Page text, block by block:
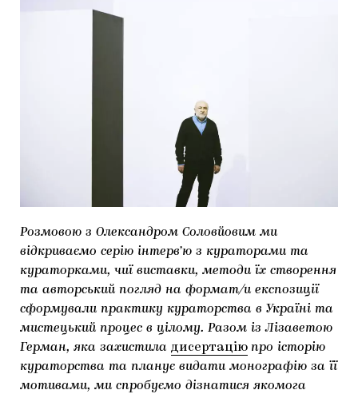
CARPATHIAN CULT ПРО РІЗДВЯНІ СВЯТА
Розмовою з Олександром Соловйовим ми
відкриваємо серію інтерв’ю з кураторами та
кураторками, чиї виставки, методи їх створення
та авторський погляд на формат/и експозиції
сформували практику кураторства в Україні та
мистецький процес в цілому. Разом із Лізаветою
Герман, яка захистила дисертацію про історію
кураторства та планує видати монографію за її
мотивами, ми спробуємо дізнатися якомога